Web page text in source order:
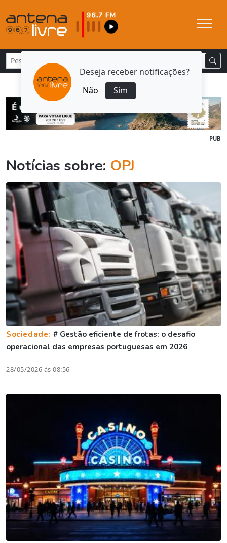
Deseja receber notificações?
Não
Sim
PUB
Notícias sobre: OPJ
Sociedade: # Gestão eficiente de frotas: o desafio
operacional das empresas portuguesas em 2026
28/05/2026 às 08:56